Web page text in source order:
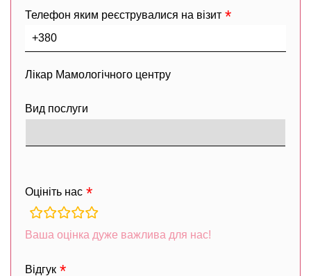
Телефон яким реєструвалися на візит
Лікар Мамологічного центру
Вид послуги
Оцініть нас
rating
fields
Ваша оцінка дуже важлива для нас!
Відгук